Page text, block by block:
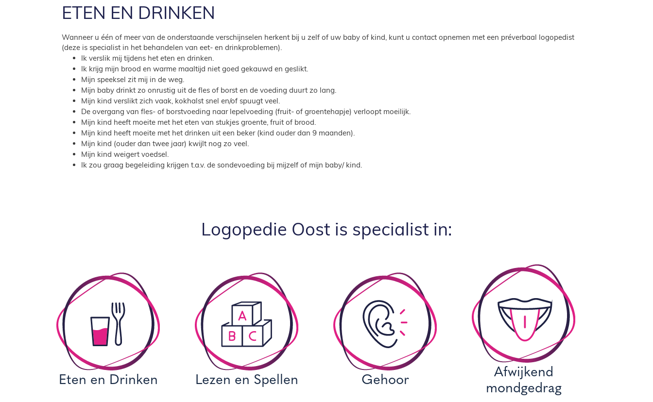
ETEN EN DRINKEN
Wanneer u één of meer van de onderstaande verschijnselen herkent bij u zelf of uw baby of kind, kunt u contact opnemen met een préverbaal logopedist
(deze is specialist in het behandelen van eet- en drinkproblemen).
Ik verslik mij tijdens het eten en drinken.
Ik krijg mijn brood en warme maaltijd niet goed gekauwd en geslikt.
Mijn speeksel zit mij in de weg.
Mijn baby drinkt zo onrustig uit de fles of borst en de voeding duurt zo lang.
Mijn kind verslikt zich vaak, kokhalst snel en/of spuugt veel.
De overgang van fles- of borstvoeding naar lepelvoeding (fruit- of groentehapje) verloopt moeilijk.
Mijn kind heeft moeite met het eten van stukjes groente, fruit of brood.
Mijn kind heeft moeite met het drinken uit een beker (kind ouder dan 9 maanden).
Mijn kind (ouder dan twee jaar) kwijlt nog zo veel.
Mijn kind weigert voedsel.
Ik zou graag begeleiding krijgen t.a.v. de sondevoeding bij mijzelf of mijn baby/ kind.
Logopedie Oost is specialist in:
Eten en Drinken Lezen en Spellen Gehoor
Afwijkend
mondgedrag